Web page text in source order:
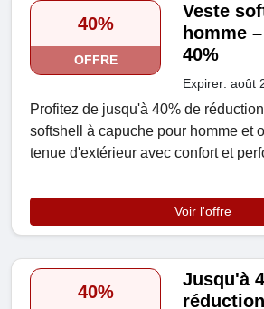
40%
OFFRE
Veste
homme
40%
Expirer: août
Profitez de jusqu'à 40% de
softshell à capuche pour homme et
tenue d'extérieur avec confort et
Voir l'offre
40%
Jusqu'à